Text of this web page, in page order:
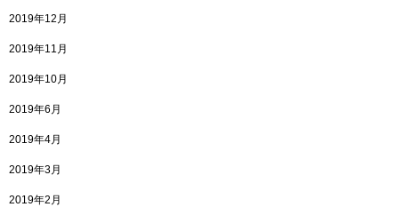
2019年12月
2019年11月
2019年10月
2019年6月
2019年4月
2019年3月
2019年2月